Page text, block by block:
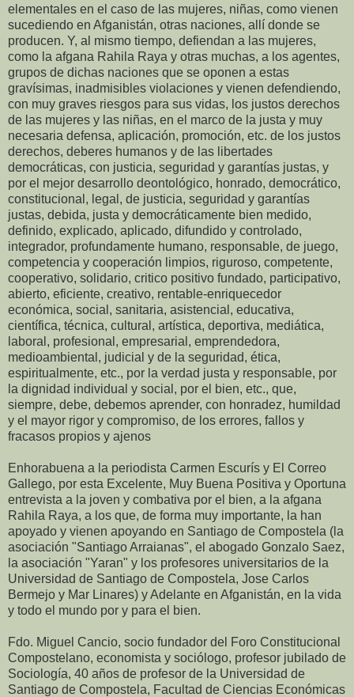
elementales en el caso de las mujeres, niñas, como vienen
sucediendo en Afganistán, otras naciones, allí donde se
producen. Y, al mismo tiempo, defiendan a las mujeres,
como la afgana Rahila Raya y otras muchas, a los agentes,
grupos de dichas naciones que se oponen a estas
gravísimas, inadmisibles violaciones y vienen defendiendo,
con muy graves riesgos para sus vidas, los justos derechos
de las mujeres y las niñas, en el marco de la justa y muy
necesaria defensa, aplicación, promoción, etc. de los justos
derechos, deberes humanos y de las libertades
democráticas, con justicia, seguridad y garantías justas, y
por el mejor desarrollo deontológico, honrado, democrático,
constitucional, legal, de justicia, seguridad y garantías
justas, debida, justa y democráticamente bien medido,
definido, explicado, aplicado, difundido y controlado,
integrador, profundamente humano, responsable, de juego,
competencia y cooperación limpios, riguroso, competente,
cooperativo, solidario, critico positivo fundado, participativo,
abierto, eficiente, creativo, rentable-enriquecedor
económica, social, sanitaria, asistencial, educativa,
científica, técnica, cultural, artística, deportiva, mediática,
laboral, profesional, empresarial, emprendedora,
medioambiental, judicial y de la seguridad, ética,
espiritualmente, etc., por la verdad justa y responsable, por
la dignidad individual y social, por el bien, etc., que,
siempre, debe, debemos aprender, con honradez, humildad
y el mayor rigor y compromiso, de los errores, fallos y
fracasos propios y ajenos
Enhorabuena a la periodista Carmen Escurís y El Correo
Gallego, por esta Excelente, Muy Buena Positiva y Oportuna
entrevista a la joven y combativa por el bien, a la afgana
Rahila Raya, a los que, de forma muy importante, la han
apoyado y vienen apoyando en Santiago de Compostela (la
asociación "Santiago Arraianas", el abogado Gonzalo Saez,
la asociación "Yaran" y los profesores universitarios de la
Universidad de Santiago de Compostela, Jose Carlos
Bermejo y Mar Linares) y Adelante en Afganistán, en la vida
y todo el mundo por y para el bien.
Fdo. Miguel Cancio, socio fundador del Foro Constitucional
Compostelano, economista y sociólogo, profesor jubilado de
Sociología, 40 años de profesor de la Universidad de
Santiago de Compostela, Facultad de Ciencias Económicas